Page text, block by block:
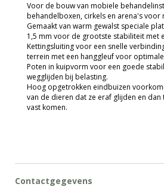
Voor de bouw van mobiele
behandelboxen, cirkels en arena's voor
Gemaakt van warm gewalst speciale
1,5 mm voor de grootste stabiliteit met
Kettingsluiting voor een snelle
terrein met een hanggleuf voor
Poten in kuipvorm voor een goede
wegglijden bij belasting.
Hoog opgetrokken eindbuizen
van de dieren dat ze eraf glijden en dan
vast komen.
Contactgegevens